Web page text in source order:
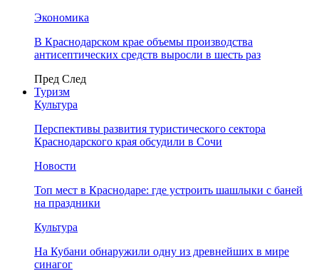
Экономика
В Краснодарском крае объемы производства
антисептических средств выросли в шесть раз
Пред След
Туризм
Культура
Перспективы развития туристического сектора
Краснодарского края обсудили в Сочи
Новости
Топ мест в Краснодаре: где устроить шашлыки с баней
на праздники
Культура
На Кубани обнаружили одну из древнейших в мире
синагог